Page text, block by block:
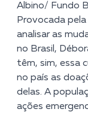
Albino/ Fundo
Provocada
analisar as
no Brasil,
têm, sim, essa
no país as
delas. A
ações